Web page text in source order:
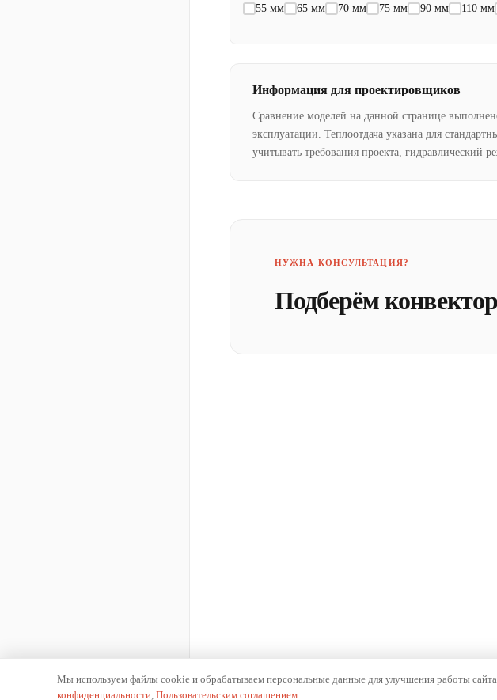
55 мм 65 мм 70 мм 75 мм 90 мм 110 мм
Информация для проектировщиков
Сравнение моделей на данной странице
эксплуатации. Теплоотдача указана для
учитывать требования проекта, гидравлический
НУЖНА КОНСУЛЬТАЦИЯ?
Подберём
Мы используем файлы cookie и обрабатываем персональные данные для улучшения работы
конфиденциальности, Пользовательским соглашением.